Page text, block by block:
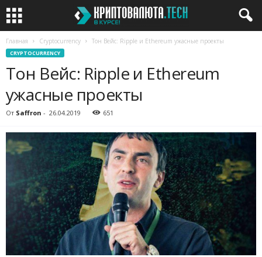
Главная Cryptocurrency Тон Вейс: Ripple и Ethereum ужасные проекты
CRYPTOCURRENCY
Тон Вейс: Ripple и Ethereum
ужасные проекты
От Saffron - 26.04.2019 651